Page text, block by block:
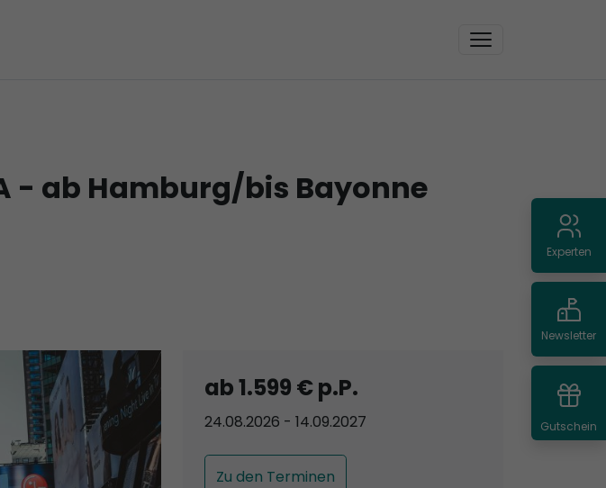
- ab Hamburg/bis Bayonne
ab 1.599 € p.P.
24.08.2026 - 14.09.2027
Zu den Terminen
Experten
Newsletter
Gutschein